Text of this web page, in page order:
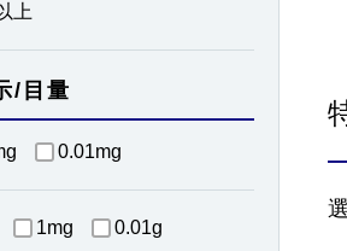
上
/目量
0.01mg
1mg 0.01g